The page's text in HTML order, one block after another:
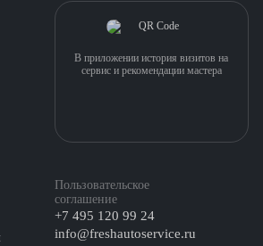
Пользовательское
соглашение
+7 495 120 99 24
info@freshautoservice.ru
В приложении история визитов на
сервис и рекомендации мастера